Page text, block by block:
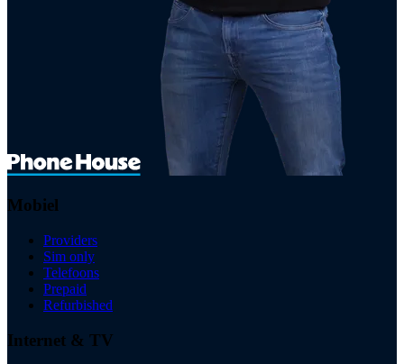
Mobiel
Providers
Sim only
Telefoons
Prepaid
Refurbished
Internet & TV